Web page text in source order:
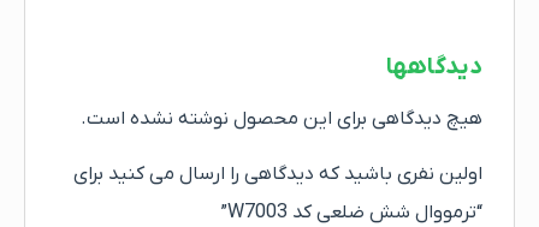
دیدگاهها
هیچ دیدگاهی برای این محصول نوشته نشده است.
اولین نفری باشید که دیدگاهی را ارسال می کنید برای
“ترمووال شش ضلعی کد W7003”